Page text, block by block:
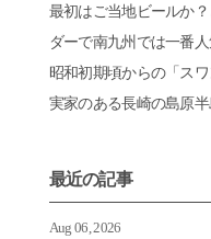
最初はご当地ビールか
ダーで南九州では一番人
昭和初期頃からの「スワ
実家のある長崎の島原
最近の記事
Aug 06, 2026